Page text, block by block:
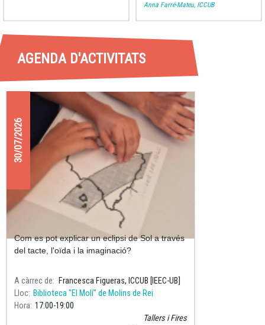
Anna Farré-Mateu, ICCUB
AGENDA D'ACTIVITATS
30/07/2026
Descobrim l'eclipsi de Sol amb tots
Com es pot explicar un eclipsi de Sol a través
del tacte, l'oïda i la imaginació?
A càrrec de
Francesca Figueras, ICCUB [IEEC-UB]
Lloc Biblioteca "El Molí" de Molins de Rei
Hora 17:00 19:00
Tallers i Fires